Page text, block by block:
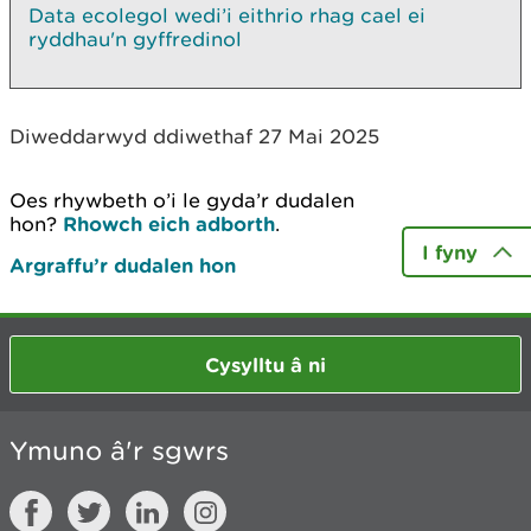
Data ecolegol wedi’i eithrio rhag cael ei
ryddhau'n gyffredinol
Diweddarwyd ddiwethaf 27 Mai 2025
Oes rhywbeth o’i le gyda’r dudalen
hon? Rhowch eich adborth.
Argraffu’r dudalen hon
I fyny
Cysylltu â ni
Ymuno â'r sgwrs